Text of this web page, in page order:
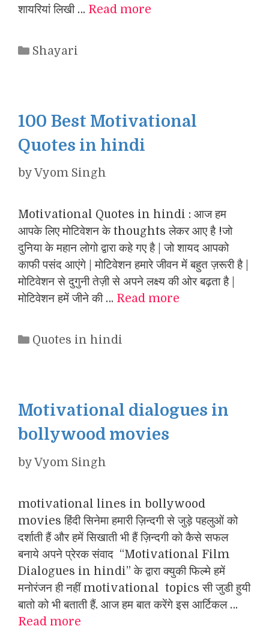
शायरियां लिखी … Read more
Categories
Shayari
100 Best Motivational
Quotes in hindi
byVyom Singh
Motivational Quotes in hindi : आज हम
आपके लिए मोटिवेशन के thoughts लेकर आए है !जो
दुनिया के महान लोगो द्वारा कहे गए है | जो शायद आपको
काफी पसंद आएंगे | मोटिवेशन हमारे जीवन में बहुत ज़रूरी है |
मोटिवेशन से दुगुनी तेज़ी से अपने लक्ष्य की ओर बढ़ता है |
मोटिवेशन हमें जीने की … Read more
Categories
Quotes in hindi
Motivational dialogues in
bollywood movies
byVyom Singh
motivational lines in bollywood
movies हिंदी सिनेमा हमारी ज़िन्दगी से जुड़े पहलुओं को
दर्शाती हैं और हमें सिखाती भी हैं ज़िन्दगी को कैसे सफल
बनाये अपने प्रेरक संवाद “Motivational Film
Dialogues in hindi” के द्वारा क्युकी फिल्मे हमें
मनोरंजन ही नहीं motivational topics सी जुडी हुयी
बातो को भी बताती हैं. आज हम बात करेंगे इस आर्टिकल …
Read more